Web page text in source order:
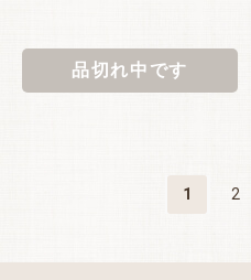
品切れ中です
1 2